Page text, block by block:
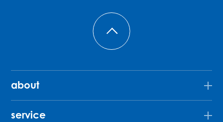
about
service